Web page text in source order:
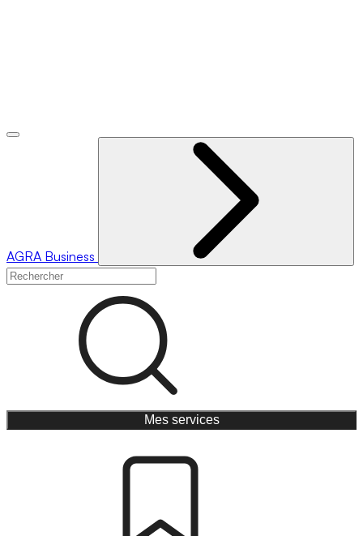
AGRA Business
Mes services